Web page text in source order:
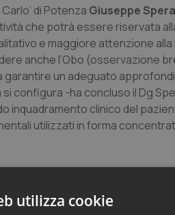
di Potenza Giuseppe Spera
che potrà essere riservata
e maggiore attenzione alla
anche l’Obo (osservazione
garantire un adeguato
configura -ha concluso il Dg
clinico del
utilizzati in forma
utilizza cookie